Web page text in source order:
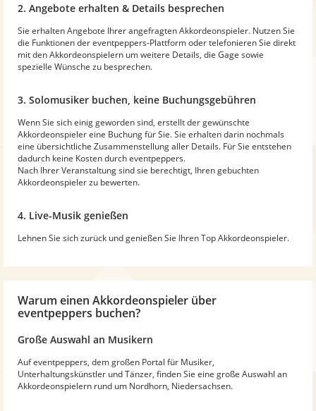
2. Angebote erhalten & Details besprechen
Sie erhalten Angebote Ihrer angefragten Akkordeonspieler. Nutzen Sie
die Funktionen der eventpeppers-Plattform oder telefonieren Sie direkt
mit den Akkordeonspielern um weitere Details, die Gage sowie
spezielle Wünsche zu besprechen.
3. Solomusiker buchen, keine Buchungsgebühren
Wenn Sie sich einig geworden sind, erstellt der gewünschte
Akkordeonspieler eine Buchung für Sie. Sie erhalten darin nochmals
eine übersichtliche Zusammenstellung aller Details. Für Sie entstehen
dadurch keine Kosten durch eventpeppers.
Nach Ihrer Veranstaltung sind sie berechtigt, Ihren gebuchten
Akkordeonspieler zu bewerten.
4. Live-Musik genießen
Lehnen Sie sich zurück und genießen Sie Ihren Top Akkordeonspieler.
Warum einen Akkordeonspieler über
eventpeppers buchen?
Große Auswahl an Musikern
Auf eventpeppers, dem großen Portal für Musiker,
Unterhaltungskünstler und Tänzer, finden Sie eine große Auswahl an
Akkordeonspielern rund um Nordhorn, Niedersachsen.